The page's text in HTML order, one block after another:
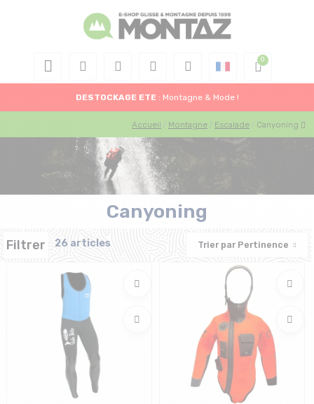
DESTOCKAGE ETE : Montagne & Mode !
Accueil Montagne Escalade Canyoning
Canyoning
Filtrer 26 articles Trier par Pertinence